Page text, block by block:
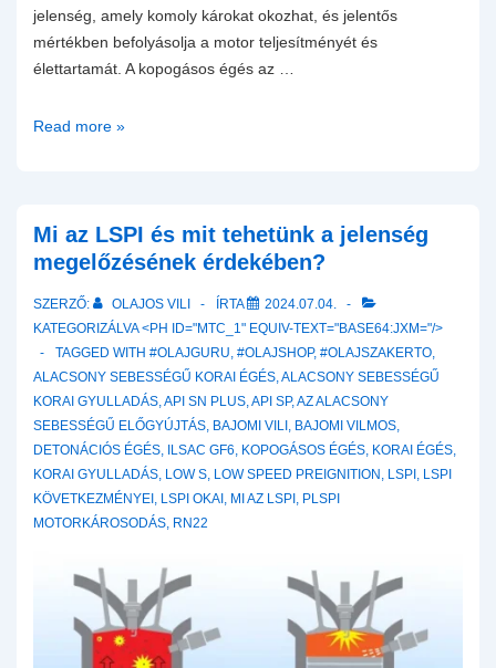
jelenség, amely komoly károkat okozhat, és jelentős
mértékben befolyásolja a motor teljesítményét és
élettartamát. A kopogásos égés az …
A
Read more »
Mi az LSPI és mit tehetünk a jelenség
megelőzésének érdekében?
SZERZŐ: OLAJOS VILI ÍRTA
2024.07.04.
KATEGORIZÁLVA <PH ID="MTC_1" EQUIV-TEXT="BASE64:JXM="/>
TAGGED WITH #OLAJGURU, #OLAJSHOP, #OLAJSZAKERTO,
ALACSONY SEBESSÉGŰ KORAI ÉGÉS,ALACSONY SEBESSÉGŰ
KORAI GYULLADÁS,API SN PLUS,API SP,AZ ALACSONY
SEBESSÉGŰ ELŐGYÚJTÁS, BAJOMI VILI , BAJOMI VILMOS,
DETONÁCIÓS ÉGÉS, ILSAC GF6, KOPOGÁSOS ÉGÉS, KORAI ÉGÉS,
KORAI GYULLADÁS, LOW S, LOW SPEED PREIGNITION , LSPI , LSPI
KÖVETKEZMÉNYEI , LSPI OKAI , MI AZ LSPI , PLSPI
MOTORKÁROSODÁS, RN22